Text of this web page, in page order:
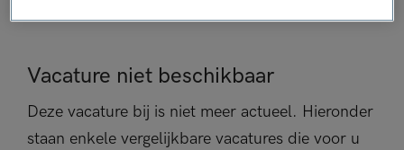
Vacature niet beschikbaar
Deze vacature bij is niet meer actueel. Hieronder
staan enkele vergelijkbare vacatures die voor u